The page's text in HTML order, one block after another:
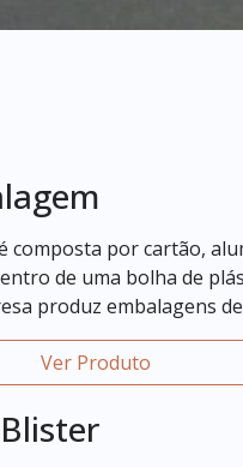
composta por cartão,
de uma bolha de
produz embalagens
Ver Produto